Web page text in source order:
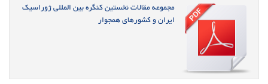
مجموعه مقالات نخستین کنگره بین المللی ژوراسیک
ایران و کشورهای همجوار